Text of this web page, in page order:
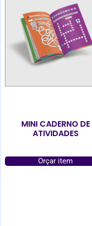
MINI CADERNO DE
ATIVIDADES
Orçar item